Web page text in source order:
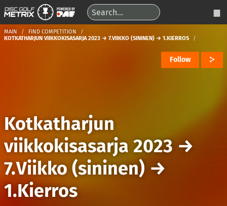
MAIN
FIND COMPETITION
KOTKATHARJUN VIIKKOKISASARJA 2023 → 7.VIIKKO (SININEN) → 1.KIERROS
Follow
Kotkatharjun
viikkokisasarja 2023→
7.Viikko (sininen) →
1.Kierros